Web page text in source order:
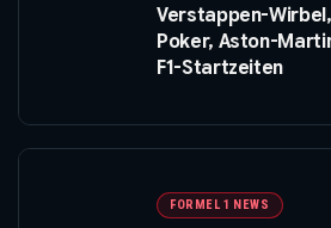
Verstappen-
Poker, Aston-
F1-Startzeiten
FORMEL 1 NEWS